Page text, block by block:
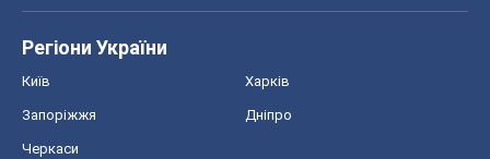
Регіони України
Київ Харків
Запоріжжя Дніпро
Черкаси